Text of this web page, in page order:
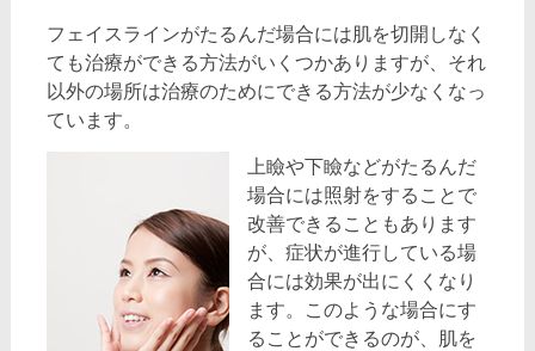
フェイスラインがたるんだ場合には肌を切開しなく
ても治療ができる方法がいくつかありますが、それ
以外の場所は治療のためにできる方法が少なくなっ
ています。
上瞼や下瞼などがたるんだ
場合には照射をすることで
改善できることもあります
が、症状が進行している場
合には効果が出にくくなり
ます。このような場合にす
ることができるのが、肌を